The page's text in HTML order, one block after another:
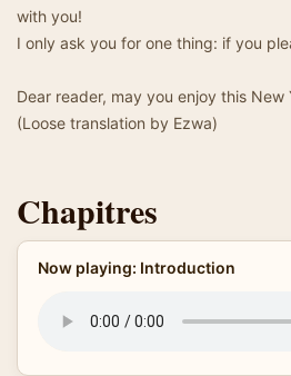
with you!
I only ask you for one thing: if you
Dear reader, may you enjoy this New
(Loose translation by Ezwa)
Chapitres
Now playing: Introduction